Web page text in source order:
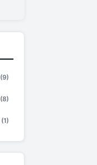
(9)
(8)
(1)